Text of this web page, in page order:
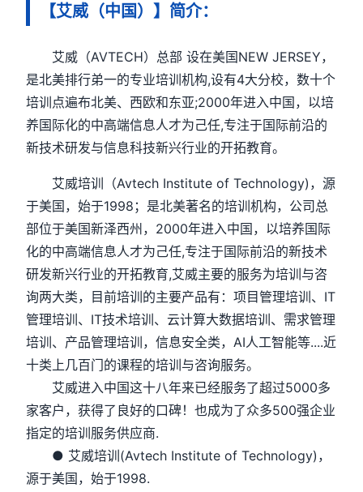
【艾威（中国）】简介：
艾威（AVTECH）总部 设在美国NEW JERSEY，
是北美排行弟一的专业培训机构,设有4大分校，数十个
培训点遍布北美、西欧和东亚;2000年进入中国，以培
养国际化的中高端信息人才为己任,专注于国际前沿的
新技术研发与信息科技新兴行业的开拓教育。
艾威培训（Avtech Institute of Technology)，源
于美国，始于1998；是北美著名的培训机构，公司总
部位于美国新泽西州，2000年进入中国，以培养国际
化的中高端信息人才为己任,专注于国际前沿的新技术
研发新兴行业的开拓教育,艾威主要的服务为培训与咨
询两大类，目前培训的主要产品有：项目管理培训、IT
管理培训、IT技术培训、云计算大数据培训、需求管理
培训、产品管理培训，信息安全类，AI人工智能等....近
十类上几百门的课程的培训与咨询服务。
艾威进入中国这十八年来已经服务了超过5000多
家客户，获得了良好的口碑！也成为了众多500强企业
指定的培训服务供应商.
● 艾威培训(Avtech Institute of Technology)，
源于美国，始于1998.